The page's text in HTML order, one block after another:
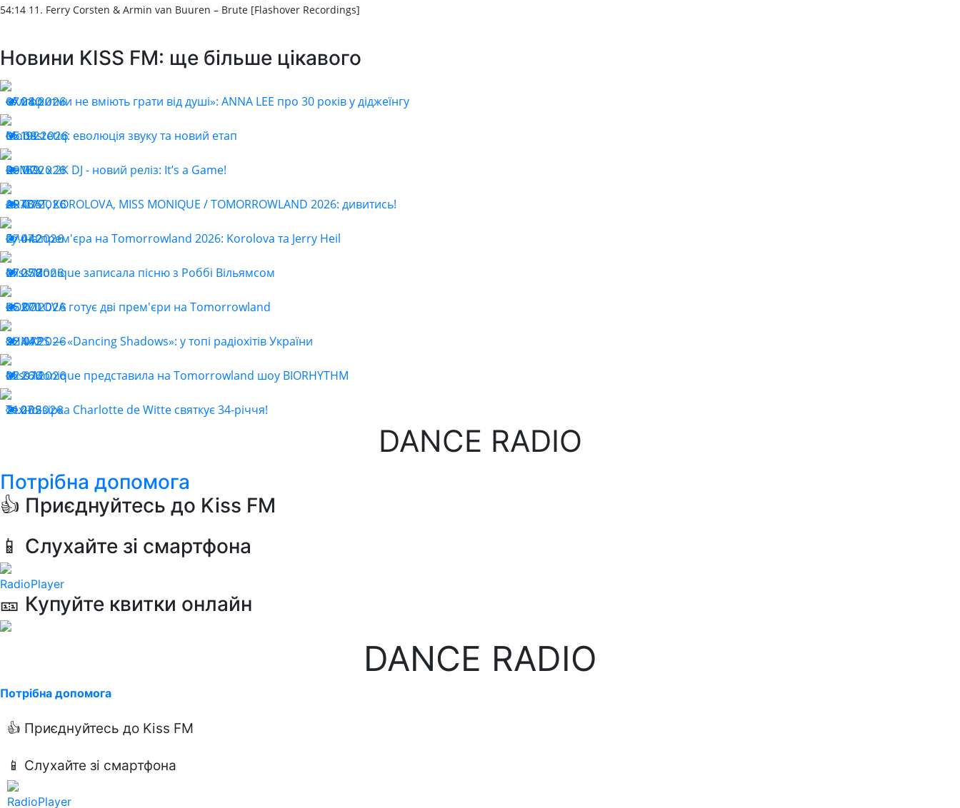
54:14 11. Ferry Corsten & Armin van Buuren – Brute [Flashover Recordings]
Новини KISS FM: ще більше цікавого
07.08.2026
240
«Алгоритми не вміють грати від душі»: ANNA LEE про 30 років у діджеїнгу
05.08.2026
192
Monastetiq: еволюція звуку та новий етап
29.07.2026
169
ReMOv x 2K DJ - новий реліз: It’s a Game!
29.07.2026
405
ARTBAT, KOROLOVA, MISS MONIQUE / TOMORROWLAND 2026: дивитись!
27.07.2026
442
Гучна прем'єра на Tomorrowland 2026: Korolova та Jerry Heil
27.07.2026
258
Miss Monique записала пісню з Роббі Вільямсом
25.07.2026
270
KOROLOVA готує дві прем'єри на Tomorrowland
22.07.2026
442
SHNAPS — «Dancing Shadows»: у топі радіохітів України
22.07.2026
266
Miss Monique представила на Tomorrowland шоу BIORHYTHM
21.07.2026
205
Техно-зірка Charlotte de Witte святкує 34-річчя!
DANCE RADIO
Потрібна допомога
👍 Приєднуйтесь до Kiss FM
📱 Слухайте зі смартфона
RadioPlayer
🎫 Купуйте квитки онлайн
DANCE RADIO
Потрібна допомога
👍 Приєднуйтесь до Kiss FM
📱 Слухайте зі смартфона
RadioPlayer